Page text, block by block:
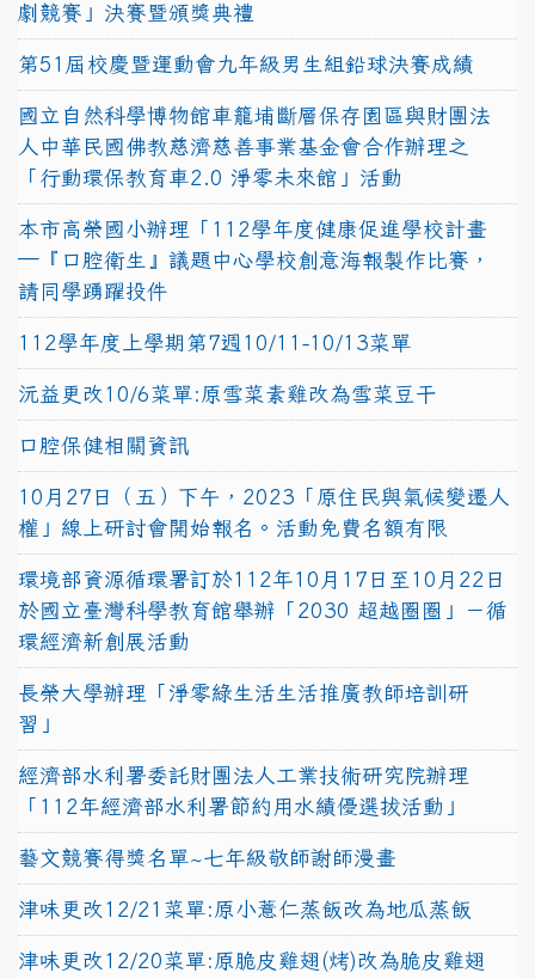
劇競賽」決賽暨頒獎典禮
第51屆校慶暨運動會九年級男生組鉛球決賽成績
國立自然科學博物館車籠埔斷層保存園區與財團法
人中華民國佛教慈濟慈善事業基金會合作辦理之
「行動環保教育車2.0 淨零未來館」活動
本市高榮國小辦理「112學年度健康促進學校計畫
─『口腔衛生』議題中心學校創意海報製作比賽，
請同學踴躍投件
112學年度上學期第7週10/11-10/13菜單
沅益更改10/6菜單:原雪菜素雞改為雪菜豆干
口腔保健相關資訊
10月27日（五）下午，2023「原住民與氣候變遷人
權」線上研討會開始報名。活動免費名額有限
環境部資源循環署訂於112年10月17日至10月22日
於國立臺灣科學教育館舉辦「2030 超越圈圈」－循
環經濟新創展活動
長榮大學辦理「淨零綠生活生活推廣教師培訓研
習」
經濟部水利署委託財團法人工業技術研究院辦理
「112年經濟部水利署節約用水績優選拔活動」
藝文競賽得獎名單~七年級敬師謝師漫畫
津味更改12/21菜單:原小薏仁蒸飯改為地瓜蒸飯
津味更改12/20菜單:原脆皮雞翅(烤)改為脆皮雞翅